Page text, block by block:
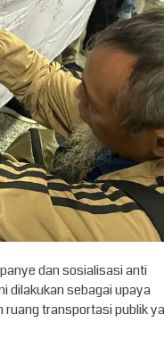
dan sosialisasi anti
dilakukan sebagai upaya
transportasi publik